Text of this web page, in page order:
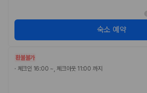
숙소 예약
환불불가
· 체크인 16:00 ~, 체크아웃 11:00 까지